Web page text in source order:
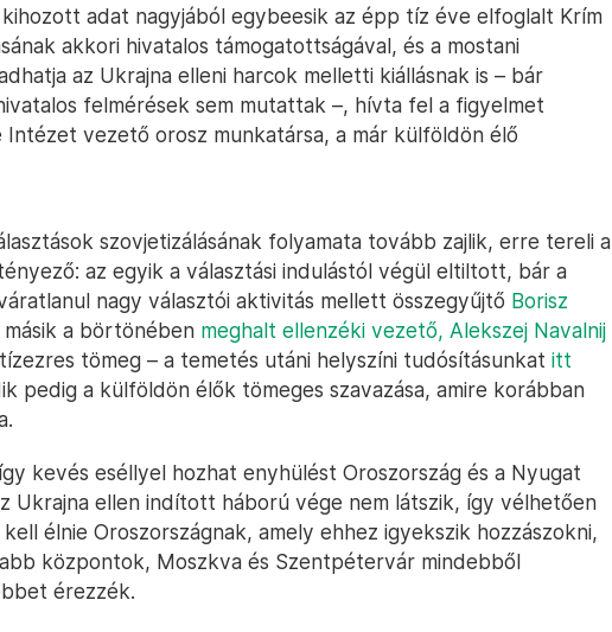
adat nagyjából egybeesik az épp tíz éve elfoglalt Krím
akkori hivatalos támogatottságával, és a mostani
az Ukrajna elleni harcok melletti kiállásnak is – bár
felmérések sem mutattak –, hívta fel a figyelmet
Intézet vezető orosz munkatársa, a már külföldön élő
szovjetizálásának folyamata tovább zajlik, erre tereli a
az egyik a választási indulástól végül eltiltott, bár a
nagy választói aktivitás mellett összegyűjtő Borisz
másik a börtönében meghalt ellenzéki vezető, Alekszej Navalnij
tömeg – a temetés utáni helyszíni tudósításunkat itt
pedig a külföldön élők tömeges szavazása, amire korábban
kevés eséllyel hozhat enyhülést Oroszország és a Nyugat
Ukrajna ellen indított háború vége nem látszik, így vélhetően
élnie Oroszországnak, amely ehhez igyekszik hozzászokni,
központok, Moszkva és Szentpétervár mindebből
érezzék.